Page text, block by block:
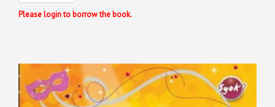
Please login to borrow the book.